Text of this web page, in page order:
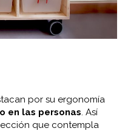
por su ergonomía
en las personas. Así
que contempla